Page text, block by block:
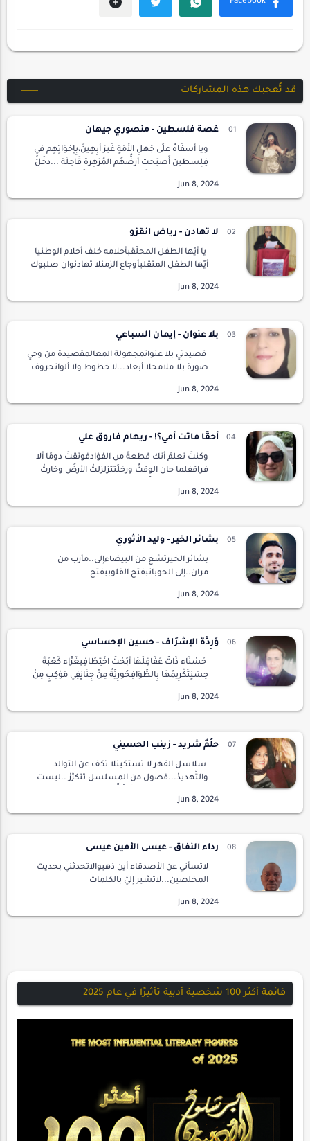
قد تُعجبك هذه المشاركات
غصة فلسطين - منصوري جيهان
ويا أسفَاهُ علَى جَهلِ الأُمَةٍ غَيرَ أَبِهِينَ،بِإخوَاتِهِم فيِ
فِلِسطين أَصبَحت أرضُّهُم المُزهِرة قَاحِلَة ...دخَلَ
شَملهَا …
لا تهادن - رياض انقزو
يا أيّها الطفل المحلّقبأحلامه خلف أحلام الوطنيا
أيّها الطفل المثقلبأوجاع الزمنلا تهادنوان صلبوك
المضرّج بالدماءفي العلنلا تهاد…
بلا عنوان - إيمان السباعي
قصيدتي بلا عنوانمجهولة المعالمقصيدة من وحي
صورة بلا ملامحلا أبعاد...لا خطوط ولا ألوانحروف
وصدى قافية بلا أوزانقصيدتي تائهة بلا عنوان.…
أحقًا ماتت أمي؟! - ريهام فاروق علي
وكنتَ تعلمَ أنك قطعةٌ من الفؤادفوثقتَ دومًا ألا
فراقفلما حان الوقتُ ورحَلَتتزلزلتْ الأرضُ وخارتْ
تلك الآلام؟وقدكنتَ تعلمَ أن الموتَ هناك…
بشائر الخير - وليد الأثوري
بشائر الخيرتشع من البيضاءإلى..مأرب من
مران..إلى الحوبانبفتح القلوببفتح
الأحقادالماضية!من هنا نغرس وردوياسمينبدل
الألغامنرسم الأحلامنوزع التهاني…
وَرِدَّةُ الإشْرَاف - حسين الإحساسي
حَسْنَاء ذَاتُ عَفَافِلَهَا أَبَحْتُ اخْتِطَافِيغَرَّاء كَعْبَةُ
حِسَنٍتَكْرِيمُهَا بِالطَّوَافِحُورِيَّةٌ مِنْ جِنَانٍفِي مَوْكِبٍ مِنْ
حلُمٌ شريد - زينب الحسيني
سلاسل القهر لا تستكينُلا تكفُّ عن التَّوالد
والتَّهديدْ...فصول من المسلسل تتكرَّرْ ..ليست
الطُّرقاتْ...يسكنني حلم بحَّارٍيعرف س…
رداء النفاق - عيسى الأمين عيسى
لاتسأني عن الأصدقاء أين ذهبوالاتحدثني بحديث
المخلصين...لاتشير إليَّ بالكلمات
ثيابك...رقيقة بشرتكأتخضعني وأنت صِدقِي؟
أترحمني وأنت معذبي؟أتضحك…
قائمة أكثر 100 شخصية أدبية تأثيرًا في عام 2025